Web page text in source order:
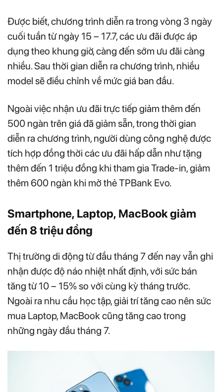
Được biết, chương trình diễn ra trong vòng 3 ngày
cuối tuần từ ngày 15 – 17.7, các ưu đãi được áp
dụng theo khung giờ, càng đến sớm ưu đãi càng
nhiều. Sau thời gian diễn ra chương trình, nhiều
model sẽ điều chỉnh về mức giá ban đầu.
Ngoài việc nhận ưu đãi trực tiếp giảm thêm đến
500 ngàn trên giá đã giảm sẵn, trong thời gian
diễn ra chương trình, người dùng công nghệ được
tích hợp đồng thời các ưu đãi hấp dẫn như tặng
thêm đến 1 triệu đồng khi tham gia Trade-in, giảm
thêm 600 ngàn khi mở thẻ TPBank Evo.
Smartphone, Laptop, MacBook giảm
đến 8 triệu đồng
Thị trường di động từ đầu tháng 7 đến nay vẫn ghi
nhận được độ náo nhiệt nhất định, với sức bán
tăng từ 10 – 15% so với cùng kỳ tháng trước.
Ngoài ra nhu cầu học tập, giải trí tăng cao nên sức
mua Laptop, MacBook cũng tăng cao trong
những ngày đầu tháng 7.